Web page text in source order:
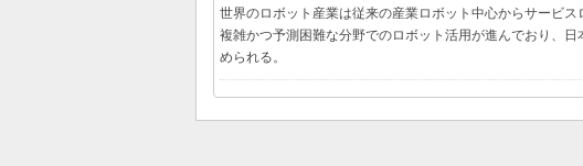
世界のロボット産業は従来の産業ロボット中心からサービ
複雑かつ予測困難な分野でのロボット活用が進んでおり、
められる。